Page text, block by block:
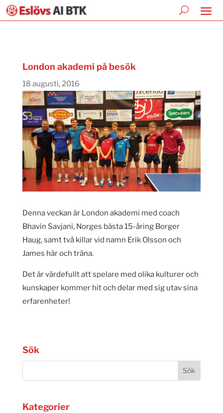
London akademi på besök
18 augusti, 2016
Denna veckan är London akademi med coach
Bhavin Savjani, Norges bästa 15-åring Borger
Haug, samt två killar vid namn Erik Olsson och
James här och träna.
Det är värdefullt att spelare med olika kulturer och
kunskaper kommer hit och delar med sig utav sina
erfarenheter!
Sök
Kategorier